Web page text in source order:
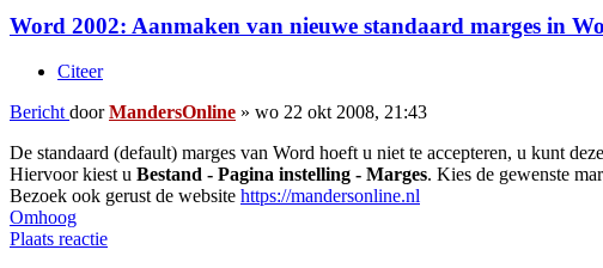
Word 2002: Aanmaken van nieuwe standaard marges in
Citeer
Bericht doorMandersOnline » wo 22 okt 2008, 21:43
De standaard (default) marges van Word hoeft u niet te accepteren, u kunt
Hiervoor kiest u Bestand - Pagina instelling - Marges. Kies de gewenste
Bezoek ook gerust de website https://mandersonline.nl
Omhoog
Plaats reactie